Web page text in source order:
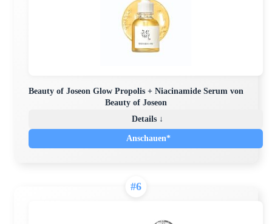
Beauty of Joseon Glow Propolis + Niacinamide Serum von
Beauty of Joseon
Details ↓
Anschauen*
#6